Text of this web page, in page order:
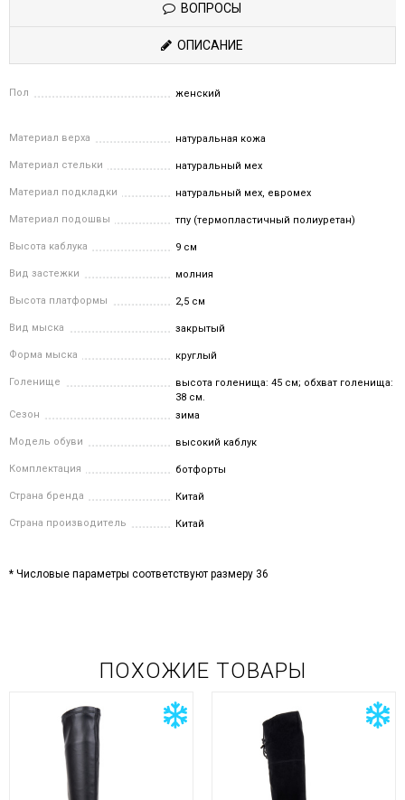
ВОПРОСЫ
ОПИСАНИЕ
Пол женский
Материал верха натуральная кожа
Материал стельки натуральный мех
Материал подкладки натуральный мех, евромех
Материал подошвы тпу (термопластичный полиуретан)
Высота каблука 9 см
Вид застежки молния
Высота платформы 2,5 см
Вид мыска закрытый
Форма мыска круглый
Голенище
высота голенища: 45 см; обхват голенища:
38 см.
Сезон
зима
Модель обуви высокий каблук
Комплектация ботфорты
Страна бренда Китай
Страна производитель Китай
* Числовые параметры соответствуют размеру 36
ПОХОЖИЕ ТОВАРЫ